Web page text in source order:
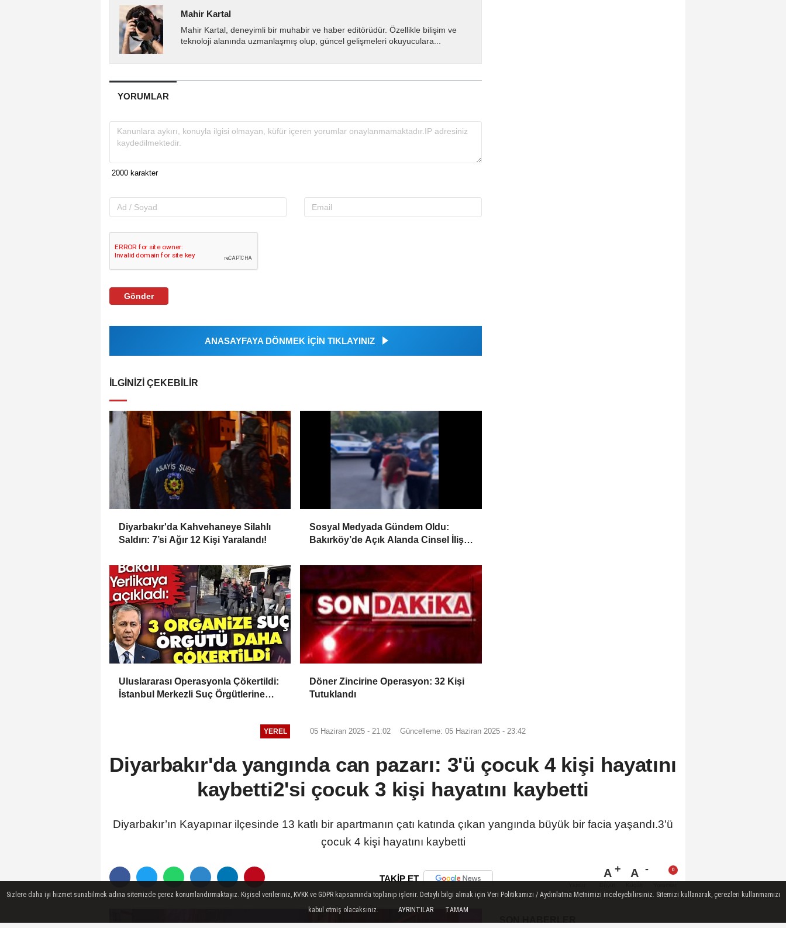
Mahir Kartal
Mahir Kartal, deneyimli bir muhabir ve haber editörüdür. Özellikle bilişim ve
teknoloji alanında uzmanlaşmış olup, güncel gelişmeleri okuyuculara...
YORUMLAR
Gönder
ANASAYFAYA DÖNMEK İÇİN TIKLAYINIZ
İLGINIZI ÇEKEBILIR
Diyarbakır'da Kahvehaneye Silahlı
Saldırı: 7’si Ağır 12 Kişi Yaralandı!
Sosyal Medyada Gündem Oldu:
Bakırköy’de Açık Alanda Cinsel İlişki
Uluslararası Operasyonla Çökertildi:
İstanbul Merkezli Suç Örgütlerine
Döner Zincirine Operasyon: 32 Kişi
Tutuklandı
YEREL 05 Haziran 2025 - 21:02 Güncelleme: 05 Haziran 2025 - 23:42
Diyarbakır'da yangında can pazarı: 3'ü çocuk 4 kişi hayatını
kaybetti2'si çocuk 3 kişi hayatını kaybetti
Diyarbakır’ın Kayapınar ilçesinde 13 katlı bir apartmanın çatı katında çıkan yangında büyük bir facia yaşandı.3'ü
çocuk 4 kişi hayatını kaybetti
TAKİP ET A A
Sizlere daha iyi hizmet sunabilmek adına sitemizde çerez konumlandırmaktayız. Kişisel verileriniz, KVKK ve GDPR kapsamında toplanıp işlenir. Detaylı bilgi almak için Veri Politikamızı / Aydınlatma Metnimizi inceleyebilirsiniz. Sitemizi kullanarak, çerezleri kullanmamızı
kabul etmiş olacaksınız.
AYRINTILAR TAMAM